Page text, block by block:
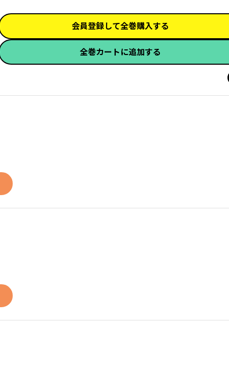
会員登録して全巻購入する
全巻カートに追加する